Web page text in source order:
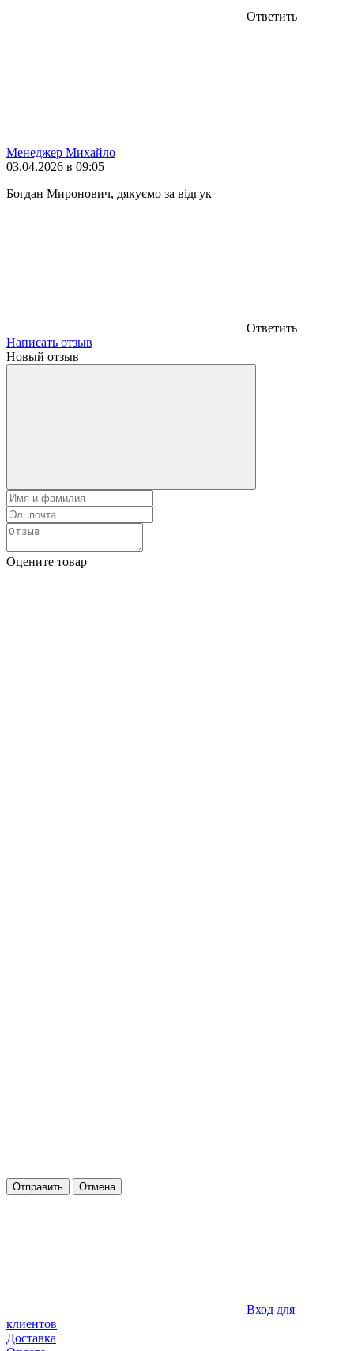
Ответить
Менеджер Михайло
03.04.2026 в 09:05
Богдан Миронович, дякуємо за відгук
Ответить
Написать отзыв
Новый отзыв
Оцените товар
Отправить Отмена
Вход для
клиентов
Доставка